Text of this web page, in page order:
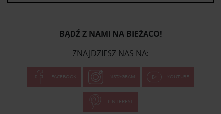
BĄDŹ Z NAMI NA BIEŻĄCO!
ZNAJDZIESZ NAS NA:
FACEBOOK INSTAGRAM YOUTUBE
PINTEREST